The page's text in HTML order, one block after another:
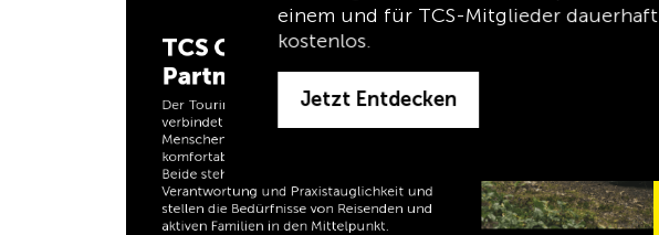
TCS Clubshop
Partnerschaft
Der Touring Club Schweiz (TCS) und Thule
verbindet die gemeinsame Philosophie,
Menschen sicher, zuverlässig und
komfortabel unterwegs zu unterstützen.
Beide stehen für Qualität, Sicherheit,
Verantwortung und Praxistauglichkeit und
stellen die Bedürfnisse von Reisenden und
aktiven Familien in den Mittelpunkt.
einem und für TCS-Mitglieder dauerhaft
kostenlos.
Jetzt Entdecken